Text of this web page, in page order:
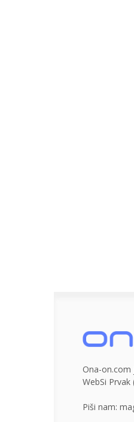
Ona-on.com
WebSi
Piši nam: